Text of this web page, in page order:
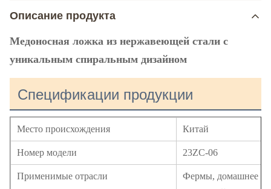
Описание продукта
Медоносная ложка из нержавеющей стали с
уникальным спиральным дизайном
Спецификации продукции
Место происхождения Китай
Номер модели 23ZC-06
Применимые отрасли
Фермы, домашнее